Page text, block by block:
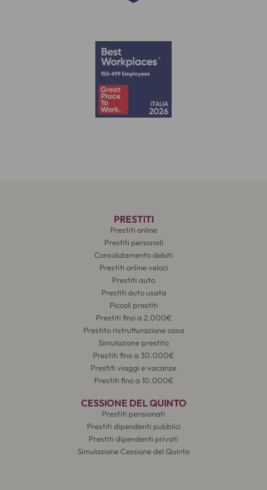
PRESTITI
Prestiti online
Prestiti personali
Consolidamento debiti
Prestiti online veloci
Prestiti auto
Prestiti auto usata
Piccoli prestiti
Prestiti fino a 2.000€
Prestito ristrutturazione casa
Simulazione prestito
Prestiti fino a 30.000€
Prestiti viaggi e vacanze
Prestiti fino a 10.000€
CESSIONE DEL QUINTO
Prestiti pensionati
Prestiti dipendenti pubblici
Prestiti dipendenti privati
Simulazione Cessione del Quinto